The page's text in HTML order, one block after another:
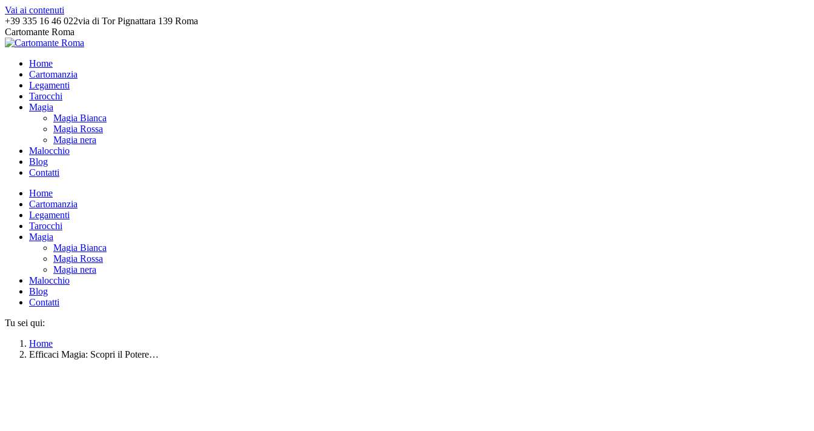
Vai ai contenuti
+39 335 16 46 022via di Tor Pignattara 139 Roma
Cartomante Roma
Home
Cartomanzia
Legamenti
Tarocchi
Magia
Magia Bianca
Magia Rossa
Magia nera
Malocchio
Blog
Contatti
Home
Cartomanzia
Legamenti
Tarocchi
Magia
Magia Bianca
Magia Rossa
Magia nera
Malocchio
Blog
Contatti
Tu sei qui:
Home
Efficaci Magia: Scopri il Potere…